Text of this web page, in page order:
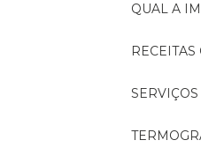
QUAL A